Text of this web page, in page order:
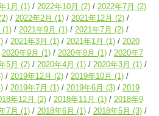
1月 (1) 2022年10月 (2) 2022年7月 (2)
2022年2月 (1) 2021年12月 (2)
(1) 2021年9月 (1) 2021年7月 (2)
2021年3月 (1) 2021年1月 (1)
2020
2020年9月 (1) 2020年8月 (1)
2020年7
5月 (2) 2020年4月 (1) 2020年3月 (1)
2019年12月 (2) 2019年10月 (1)
2019年7月 (1) 2019年6月 (3)
2019
年12月 (2) 2018年11月 (1)
2018年9
7月 (1) 2018年6月 (1) 2018年5月 (3)